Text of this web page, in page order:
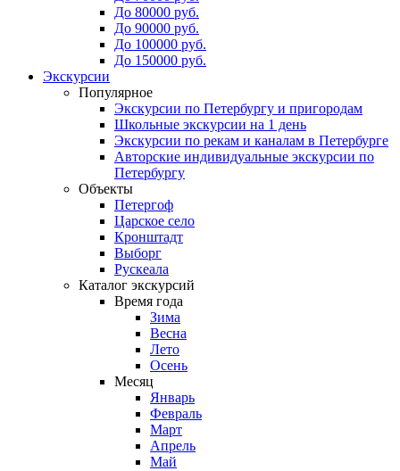
До 80000 руб.
До 90000 руб.
До 100000 руб.
До 150000 руб.
Экскурсии
Популярное
Экскурсии по Петербургу и пригородам
Школьные экскурсии на 1 день
Экскурсии по рекам и каналам в Петербурге
Авторские индивидуальные экскурсии по
Петербургу
Объекты
Петергоф
Царское село
Кронштадт
Выборг
Рускеала
Каталог экскурсий
Время года
Зима
Весна
Лето
Осень
Месяц
Январь
Февраль
Март
Апрель
Май